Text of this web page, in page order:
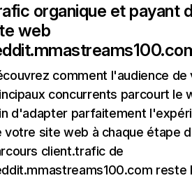
organique et payant
web
comment l'audience de
concurrents parcourt le
d'adapter parfaitement
votre site web à chaque étape
client.trafic de
reste